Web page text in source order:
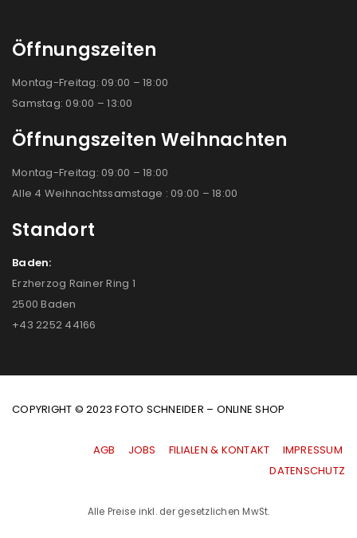
Öffnungszeiten
Montag-Freitag: 09:00 – 18:00
Samstag: 09:00 – 13:00
Öffnungszeiten Weihnachten
Montag-Freitag: 09:00 – 18:00
Alle 4 Weihnachtssamstage : 09:00 – 18:00
Standort
Baden:
Erzherzog Rainer Ring 1
2500 Baden
+43 2252 44166
COPYRIGHT © 2023 FOTO SCHNEIDER – ONLINE SHOP
AGB JOBS FILIALEN & KONTAKT
IMPRESSUM
|DATENSCHUTZ
Alle Preise inkl. der gesetzlichen MwSt.